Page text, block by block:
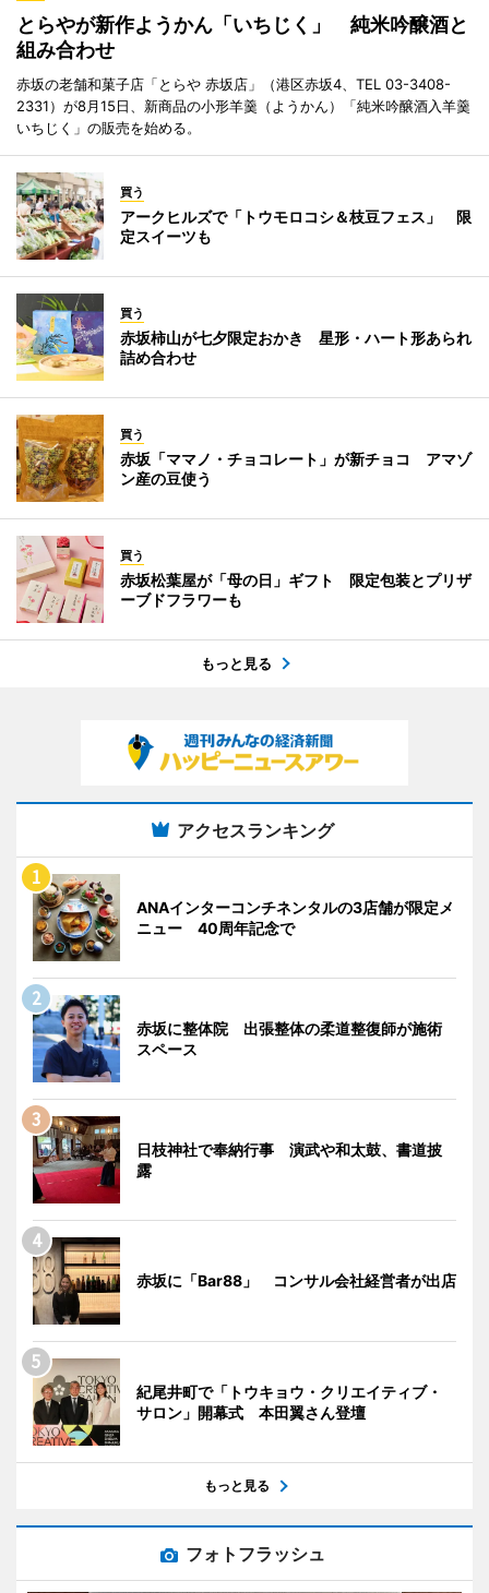
とらやが新作ようかん「いちじく」 純米吟醸酒と
組み合わせ
赤坂の老舗和菓子店「とらや 赤坂店」（港区赤坂4、TEL 03-3408-
2331）が8月15日、新商品の小形羊羹（ようかん）「純米吟醸酒入羊羹
いちじく」の販売を始める。
買う
アークヒルズで「トウモロコシ＆枝豆フェス」 限
定スイーツも
買う
赤坂柿山が七夕限定おかき 星形・ハート形あられ
詰め合わせ
買う
赤坂「ママノ・チョコレート」が新チョコ アマゾ
ン産の豆使う
買う
赤坂松葉屋が「母の日」ギフト 限定包装とプリザ
ーブドフラワーも
もっと見る
アクセスランキング
ANAインターコンチネンタルの3店舗が限定メ
ニュー 40周年記念で
赤坂に整体院 出張整体の柔道整復師が施術
スペース
日枝神社で奉納行事 演武や和太鼓、書道披
露
赤坂に「Bar88」 コンサル会社経営者が出店
紀尾井町で「トウキョウ・クリエイティブ・
サロン」開幕式 本田翼さん登壇
もっと見る
フォトフラッシュ